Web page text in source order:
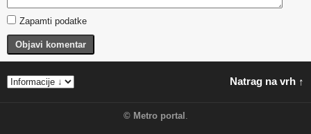
Zapamti podatke
Objavi komentar
Natrag na vrh ↑
© Metro portal .